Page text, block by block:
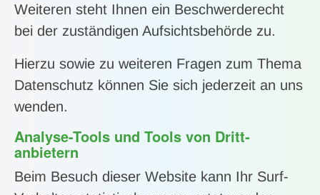
Weiteren steht Ihnen ein Beschwerderecht
bei der zuständigen Aufsichtsbehörde zu.
Hierzu sowie zu weiteren Fragen zum Thema
Datenschutz können Sie sich jederzeit an uns
wenden.
Analyse-Tools und Tools von Dritt­
anbietern
Beim Besuch dieser Website kann Ihr Surf-